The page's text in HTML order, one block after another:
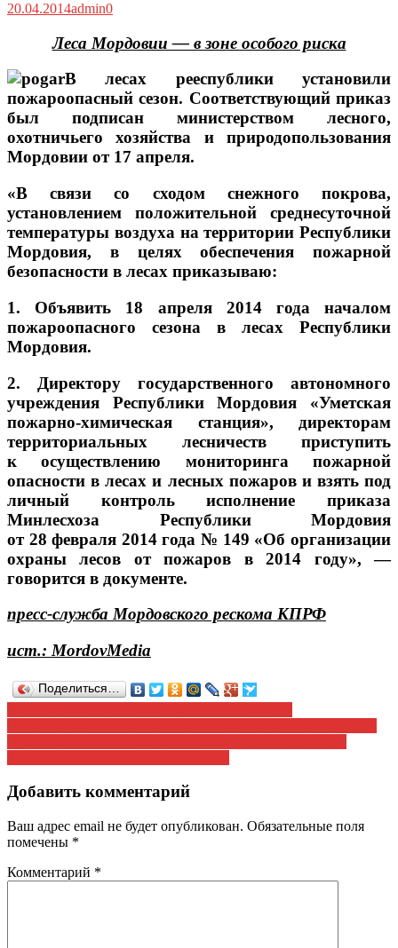
20.04.2014admin0
Леса Мордовии — в зоне особого риска
В лесах рееспублики установили
пожароопасный сезон. Соответствующий приказ
был подписан министерством лесного,
охотничьего хозяйства и природопользования
Мордовии от 17 апреля.
«В связи со сходом снежного покрова,
установлением положительной среднесуточной
температуры воздуха на территории Республики
Мордовия, в целях обеспечения пожарной
безопасности в лесах приказываю:
1. Объявить 18 апреля 2014 года началом
пожароопасного сезона в лесах Республики
Мордовия.
2. Директору государственного автономного
учреждения Республики Мордовия «Уметская
пожарно-химическая станция», директорам
территориальных лесничеств приступить
к осуществлению мониторинга пожарной
опасности в лесах и лесных пожаров и взять под
личный контроль исполнение приказа
Минлесхоза Республики Мордовия
от 28 февраля 2014 года № 149 «Об организации
охраны лесов от пожаров в 2014 году», —
говорится в документе.
пресс-служба Мордовского рескома КПРФ
ист.: MordovMedia
Поделиться…
Навигация
по
записям
Добавить комментарий
Ваш адрес email не будет опубликован. Обязательные поля
помечены *
Комментарий *